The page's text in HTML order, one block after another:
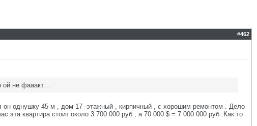
#462
ой не фааакт…
он однушку 45 м , дом 17 -этажный , кирпичный , с хорошим ремонтом . Дело
эта квартира стоит около 3 700 000 руб , а 70 000 $ = 7 000 000 руб .Как то